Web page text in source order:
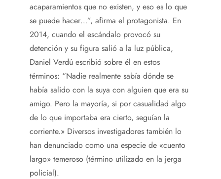
acaparamientos que no existen, y eso es lo que
se puede hacer…”, afirma el protagonista. En
2014, cuando el escándalo provocó su
detención y su figura salió a la luz pública,
Daniel Verdú escribió sobre él en estos
términos: “Nadie realmente sabía dónde se
había salido con la suya con alguien que era su
amigo. Pero la mayoría, si por casualidad algo
de lo que importaba era cierto, seguían la
corriente.» Diversos investigadores también lo
han denunciado como una especie de «cuento
largo» temeroso (término utilizado en la jerga
policial).